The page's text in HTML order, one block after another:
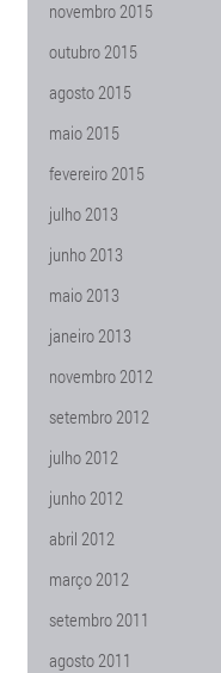
novembro 2015
outubro 2015
agosto 2015
maio 2015
fevereiro 2015
julho 2013
junho 2013
maio 2013
janeiro 2013
novembro 2012
setembro 2012
julho 2012
junho 2012
abril 2012
março 2012
setembro 2011
agosto 2011